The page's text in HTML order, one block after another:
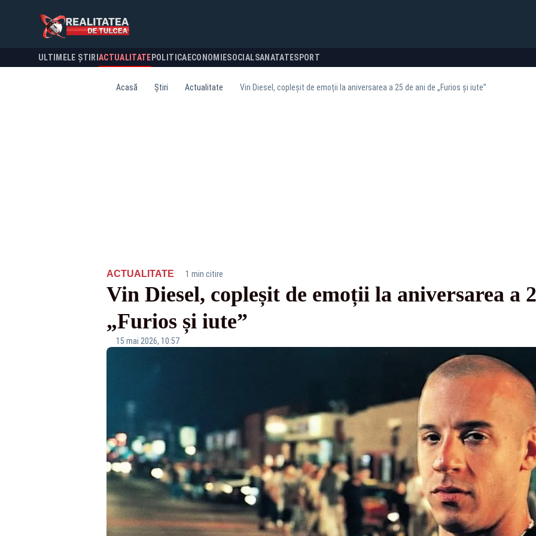
ULTIMELE ȘTIRI ACTUALITATE POLITICA ECONOMIESOCIALSANATATESPORT
Acasă Știri Actualitate Vin Diesel, copleșit de emoții la aniversarea a 25 de ani de „Furios și iute”
ACTUALITATE· 1 min citire
Vin Diesel, copleșit de emoții la aniversarea a
„Furios și iute”
15 mai 2026, 10:57